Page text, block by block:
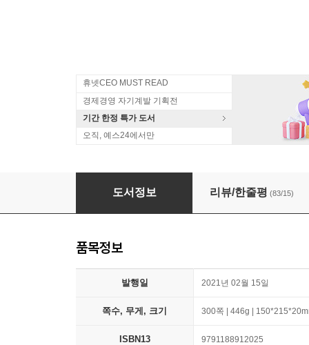
휴넷CEO MUST READ
경제경영 자기계발 기획전
기간 한정 특가 도서
오직, 예스24에서만
행복도 배워야 합니다
도서정보 리뷰/한줄평 (83/15)
품목정보
발행일 2021년 02월 15일
쪽수, 무게, 크기 300쪽 | 446g |
ISBN13 9791188912025